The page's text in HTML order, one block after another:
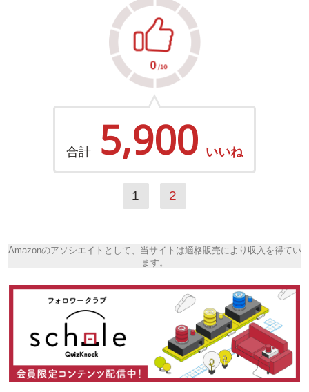
合計 5,900 いいね
1 2
Amazonのアソシエイトとして、当サイトは適格販売により収入を得てい
ます。